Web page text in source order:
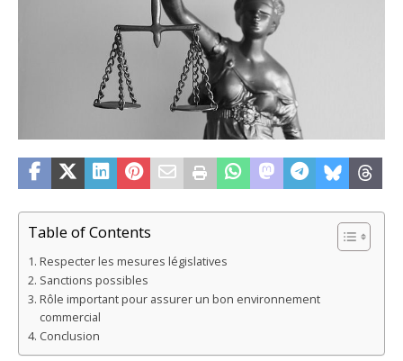
Table of Contents
Respecter les mesures législatives
Sanctions possibles
Rôle important pour assurer un bon environnement
commercial
Conclusion